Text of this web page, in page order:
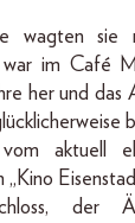
wagten sie
war im Café
her und
aktuell
„Kino
der